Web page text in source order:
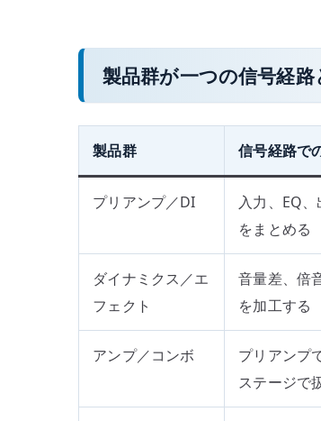
製品群が一つの信号経
製品群 信号経路で
プリアンプ／DI
入力、EQ
をまとめる
ダイナミクス／エ
フェクト
音量差、倍
を加工する
アンプ／コンボ
プリアンプ
ステージで